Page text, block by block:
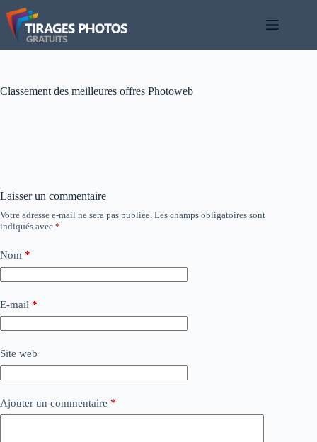
Passer
au
contenu
Classement des meilleures offres Photoweb
Laisser un commentaire
Votre adresse e-mail ne sera pas publiée. Les champs obligatoires sont
indiqués avec *
Nom *
E-mail *
Site web
Ajouter un commentaire *